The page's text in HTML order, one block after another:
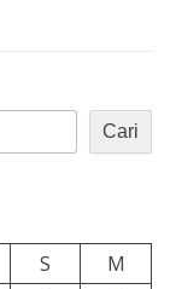
Cari
S
M